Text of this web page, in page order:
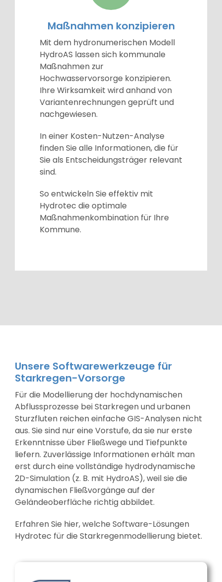
Maßnahmen konzipieren
Mit dem hydronumerischen Modell
HydroAS lassen sich kommunale
Maßnahmen zur
Hochwasservorsorge konzipieren.
Ihre Wirksamkeit wird anhand von
Variantenrechnungen geprüft und
nachgewiesen.
In einer Kosten-Nutzen-Analyse
finden Sie alle Informationen, die für
Sie als Entscheidungsträger relevant
sind.
So entwickeln Sie effektiv mit
Hydrotec die optimale
Maßnahmenkombination für Ihre
Kommune.
Unsere Softwarewerkzeuge für
Starkregen-Vorsorge
Für die Modellierung der hochdynamischen
Abflussprozesse bei Starkregen und urbanen
Sturzfluten reichen einfache GIS-Analysen nicht
aus. Sie sind nur eine Vorstufe, da sie nur erste
Erkenntnisse über Fließwege und Tiefpunkte
liefern. Zuverlässige Informationen erhält man
erst durch eine vollständige hydrodynamische
2D-Simulation (z. B. mit HydroAS), weil sie die
dynamischen Fließvorgänge auf der
Geländeoberfläche richtig abbildet.
Erfahren Sie hier, welche Software-Lösungen
Hydrotec für die Starkregenmodellierung bietet.